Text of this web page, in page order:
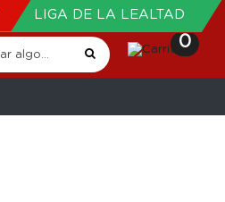
LIGA DE LA LEALTAD
0